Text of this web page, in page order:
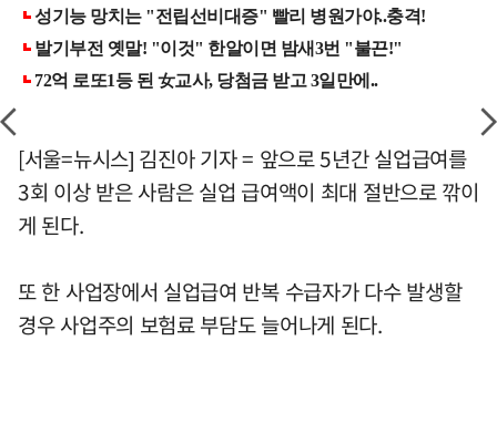
[서울=뉴시스] 김진아 기자 = 앞으로 5년간 실업급여를
3회 이상 받은 사람은 실업 급여액이 최대 절반으로 깎이
게 된다.
또 한 사업장에서 실업급여 반복 수급자가 다수 발생할
경우 사업주의 보험료 부담도 늘어나게 된다.